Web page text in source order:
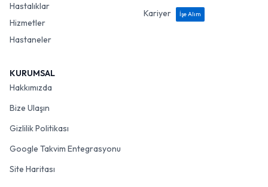
Hastalıklar
Hizmetler
Hastaneler
Kariyer
İşe Alım
KURUMSAL
Hakkımızda
Bize Ulaşın
Gizlilik Politikası
Google Takvim Entegrasyonu
Site Haritası